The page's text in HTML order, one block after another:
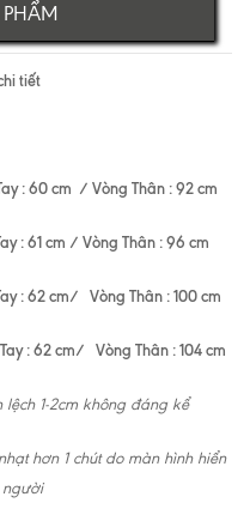
tiết
: 60 cm / Vòng Thân : 92 cm
: 61 cm / Vòng Thân : 96 cm
: 62 cm/ Vòng Thân : 100 cm
: 62 cm/ Vòng Thân : 104 cm
lệch 1-2cm không đáng kể
hơn 1 chút do màn hình hiển
người